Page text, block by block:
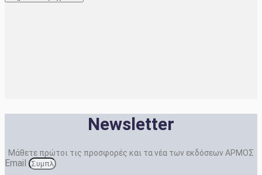
Newsletter
Μάθετε πρώτοι τις προσφορές και τα νέα των εκδόσεων ΑΡΜΟΣ
Email